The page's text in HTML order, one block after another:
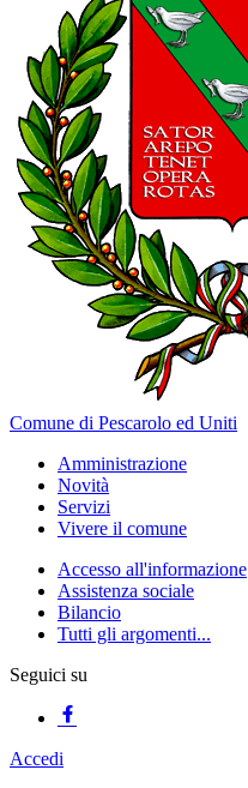
Comune di Pescarolo ed Uniti
Amministrazione
Novità
Servizi
Vivere il comune
Accesso all'informazione
Assistenza sociale
Bilancio
Tutti gli argomenti...
Seguici su
Accedi